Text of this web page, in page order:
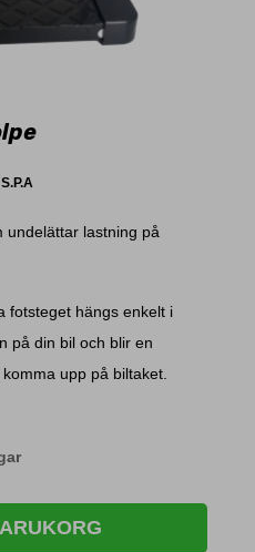
undelättar lastning på
fotsteget hängs enkelt i
på din bil och blir en
upp på biltaket.